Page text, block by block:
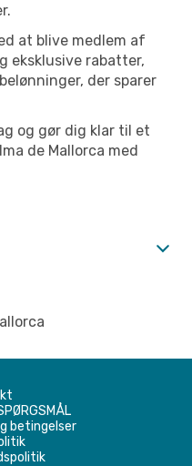
at blive medlem af
eksklusive rabatter,
der sparer
og gør dig klar til et
de Mallorca med
betingelser